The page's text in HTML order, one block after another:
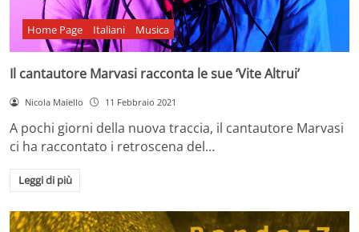
Home Page Italiani Musica
Il cantautore Marvasi racconta le sue ‘Vite Altrui’
Nicola Maiello 11 Febbraio 2021
A pochi giorni della nuova traccia, il cantautore Marvasi
ci ha raccontato i retroscena del…
Leggi di più